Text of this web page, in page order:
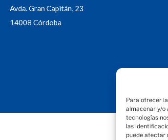
Para ofrecer
almacenar y/o
tecnologías
las
puede afectar
Avda. Gran Capitán, 23
14008 Córdoba